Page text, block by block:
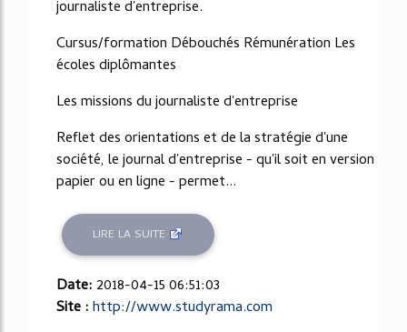
journaliste d'entreprise.
Cursus/formation Débouchés Rémunération Les
écoles diplômantes
Les missions du journaliste d'entreprise
Reflet des orientations et de la stratégie d'une
société, le journal d'entreprise - qu'il soit en version
papier ou en ligne - permet...
LIRE LA SUITE
Date: 2018-04-15 06:51:03
Site :http://www.studyrama.com